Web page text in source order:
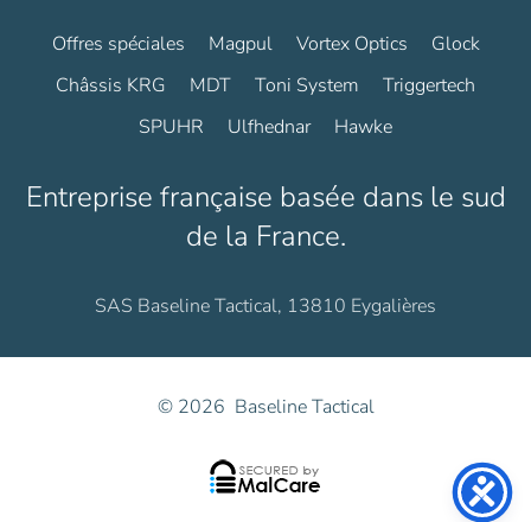
Offres spéciales Magpul Vortex Optics
Glock
Châssis KRG
MDT Toni System
Triggertech
SPUHR
Ulfhednar Hawke
Entreprise française basée dans le sud
de la France.
SAS Baseline Tactical, 13810 Eygalières
© 2026 Baseline Tactical